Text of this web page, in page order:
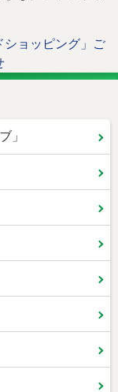
ショッピング」ご
」